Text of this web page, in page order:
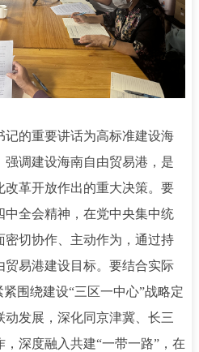
记的重要讲话为高标准建设海
调建设海南自由贸易港，是
改革开放作出的重大决策。要
全会精神，在党中央集中统
切协作、主动作为，通过持
易港建设目标。要结合实际
围绕建设“三区一中心”战略定
发展，深化同京津冀、长三
深度融入共建“一带一路”，在